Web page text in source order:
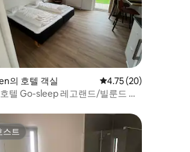
), 후기 8개
의 호텔 객실 평점 4.75점(5점 만점
4.75 (20)
텔 Go-sleep 레고랜드/빌룬드 공
스트
스트